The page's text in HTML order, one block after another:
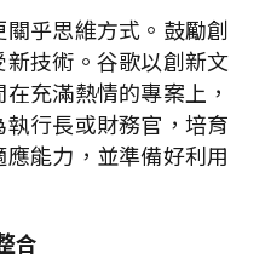
乎思維方式。鼓勵創
技術。谷歌以創新文
充滿熱情的專案上，
行長或財務官，培育
能力，並準備好利用
合